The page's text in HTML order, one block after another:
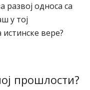
развој односа са
у тој
вере?
прошлости?